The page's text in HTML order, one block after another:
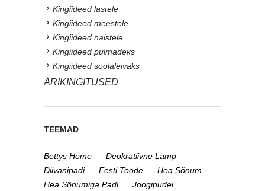
Kingiideed lastele
Kingiideed meestele
Kingiideed naistele
Kingiideed pulmadeks
Kingiideed soolaleivaks
ÄRIKINGITUSED
TEEMAD
Bettys Home
Deokratiivne Lamp
Diivanipadi
Eesti Toode
Hea Sõnum
Hea Sõnumiga Padi
Joogipudel